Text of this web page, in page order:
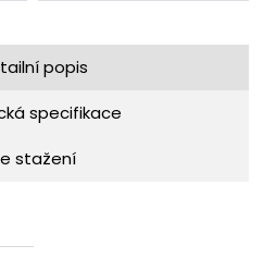
popis
specifikace
stažení